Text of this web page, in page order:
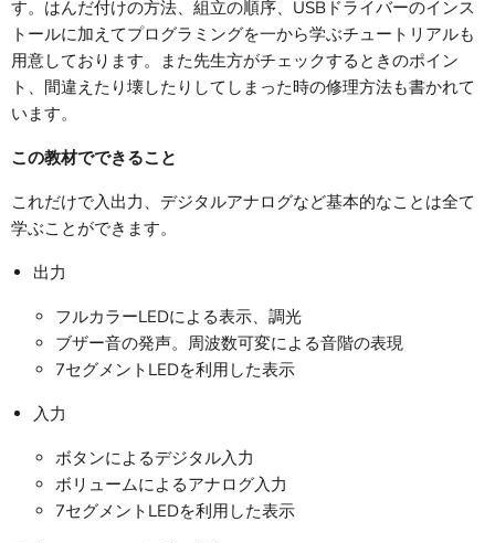
す。はんだ付けの方法、組立の順序、USBドライバーのインス
トールに加えてプログラミングを一から学ぶチュートリアルも
用意しております。また先生方がチェックするときのポイン
ト、間違えたり壊したりしてしまった時の修理方法も書かれて
います。
この教材でできること
これだけで入出力、デジタルアナログなど基本的なことは全て
学ぶことができます。
出力
フルカラーLEDによる表示、調光
ブザー音の発声。周波数可変による音階の表現
7セグメントLEDを利用した表示
入力
ボタンによるデジタル入力
ボリュームによるアナログ入力
7セグメントLEDを利用した表示